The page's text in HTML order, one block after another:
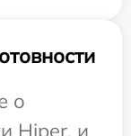
о
Hiper, и